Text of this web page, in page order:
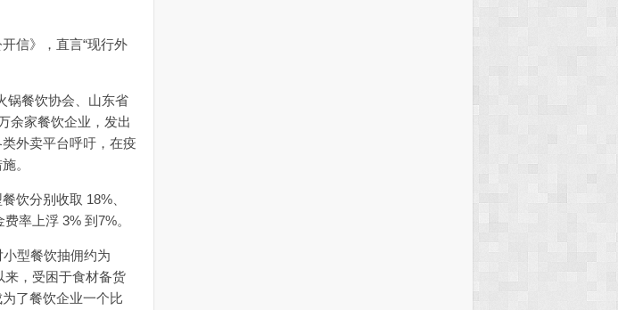
信》，直言“现行外
餐饮协会、山东省
余家餐饮企业，发出
外卖平台呼吁，在疫
。
饮分别收取 18%、
率上浮 3% 到7%。
型餐饮抽佣约为
来，受困于食材备货
了餐饮企业一个比